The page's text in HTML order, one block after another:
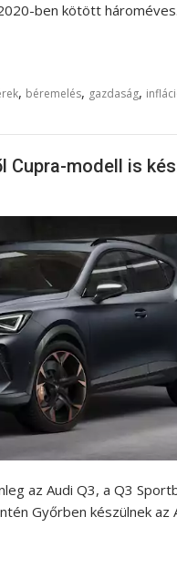
ben kötött
, béremelés, gazdaság,
Cupra-modell is
az Audi Q3, a Q3
Győrben készülnek az